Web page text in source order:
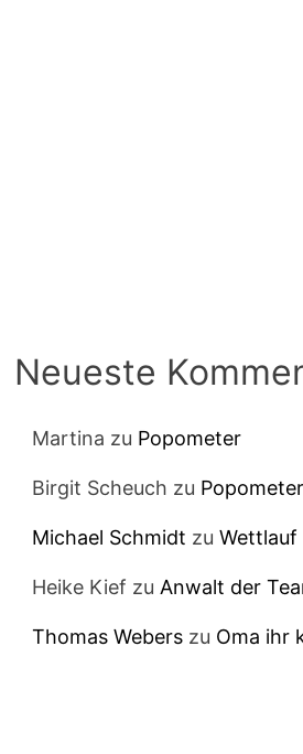
Neueste
Martina zu Popometer
Birgit Scheuch zu Popometer
Michael Schmidt zuWettlauf
Heike Kief zu Anwalt der
Thomas Webers zu Oma ihr